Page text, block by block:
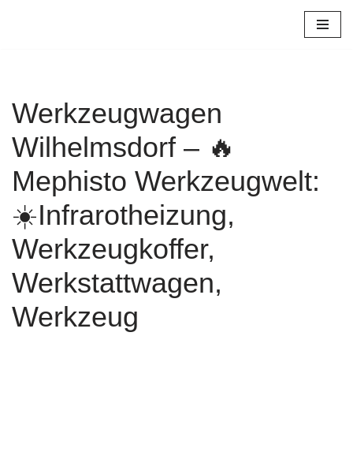
Werkzeugwagen
Wilhelmsdorf – 🔥
Mephisto Werkzeugwelt:
☀️Infrarotheizung,
Werkzeugkoffer,
Werkstattwagen,
Werkzeug